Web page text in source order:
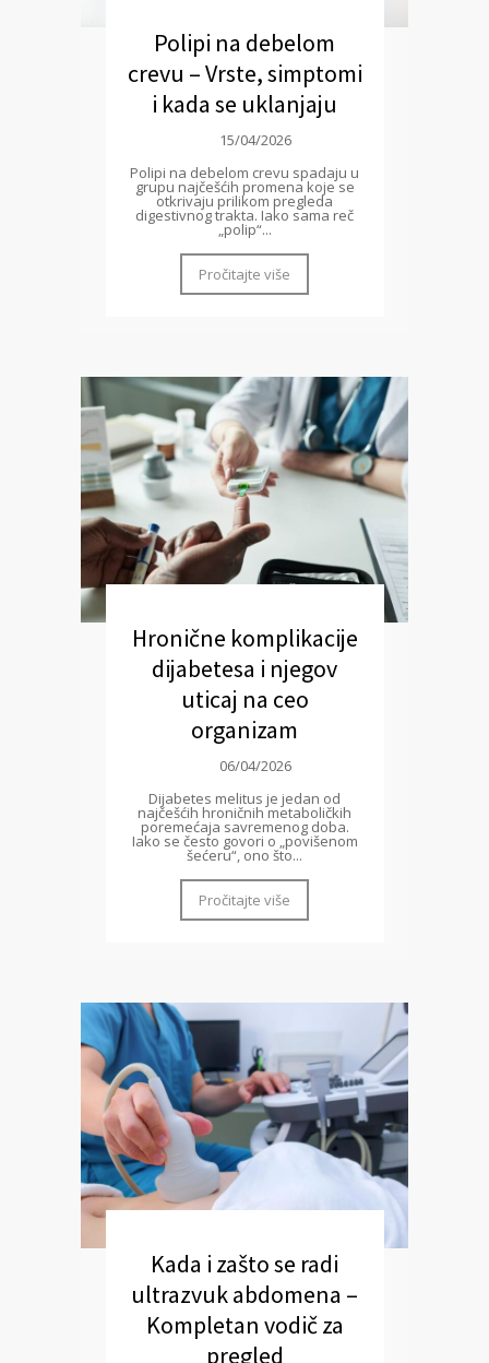
Polipi na debelom
crevu – Vrste, simptomi
i kada se uklanjaju
15/04/2026
Polipi na debelom crevu spadaju u
grupu najčešćih promena koje se
otkrivaju prilikom pregleda
digestivnog trakta. Iako sama reč
„polip“...
Pročitajte više
Hronične komplikacije
dijabetesa i njegov
uticaj na ceo
organizam
06/04/2026
Dijabetes melitus je jedan od
najčešćih hroničnih metaboličkih
poremećaja savremenog doba.
Iako se često govori o „povišenom
šećeru“, ono što...
Pročitajte više
Kada i zašto se radi
ultrazvuk abdomena –
Kompletan vodič za
pregled